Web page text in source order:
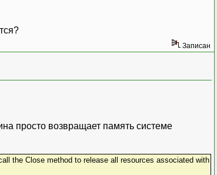
Записан
просто возвращает память системе
the Close method to release all resources associated with